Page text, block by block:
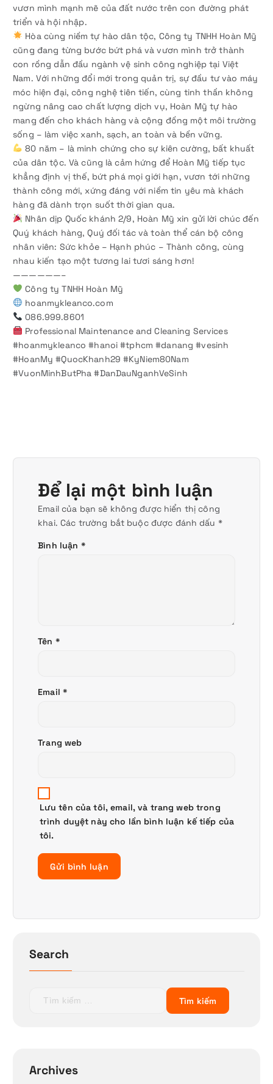
vươn mình mạnh mẽ của đất nước trên con đường phát
triển và hội nhập.
Hòa cùng niềm tự hào dân tộc, Công ty TNHH Hoàn Mỹ
cũng đang từng bước bứt phá và vươn mình trở thành
con rồng dẫn đầu ngành vệ sinh công nghiệp tại Việt
Nam. Với những đổi mới trong quản trị, sự đầu tư vào máy
móc hiện đại, công nghệ tiên tiến, cùng tinh thần không
ngừng nâng cao chất lượng dịch vụ, Hoàn Mỹ tự hào
mang đến cho khách hàng và cộng đồng một môi trường
sống – làm việc xanh, sạch, an toàn và bền vững.
80 năm – là minh chứng cho sự kiên cường, bất khuất
của dân tộc. Và cũng là cảm hứng để Hoàn Mỹ tiếp tục
khẳng định vị thế, bứt phá mọi giới hạn, vươn tới những
thành công mới, xứng đáng với niềm tin yêu mà khách
hàng đã dành trọn suốt thời gian qua.
Nhân dịp Quốc khánh 2/9, Hoàn Mỹ xin gửi lời chúc đến
Quý khách hàng, Quý đối tác và toàn thể cán bộ công
nhân viên: Sức khỏe – Hạnh phúc – Thành công, cùng
nhau kiến tạo một tương lai tươi sáng hơn!
——————–
Công ty TNHH Hoàn Mỹ
hoanmykleanco.com
086.999.8601
Professional Maintenance and Cleaning Services
#hoanmykleanco #hanoi #tphcm #danang #vesinh
#HoanMy #QuocKhanh29 #KyNiem80Nam
#VuonMinhButPha #DanDauNganhVeSinh
Để lại một bình luận
Email của bạn sẽ không được hiển thị công
khai. Các trường bắt buộc được đánh dấu *
Bình luận *
Tên *
Email *
Trang web
Lưu tên của tôi, email, và trang web trong
trình duyệt này cho lần bình luận kế tiếp của
tôi.
Search
ế
m
Archives